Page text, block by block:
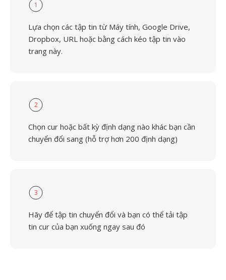
1
Lựa chọn các tập tin từ Máy tính, Google Drive,
Dropbox, URL hoặc bằng cách kéo tập tin vào
trang này.
2
Chọn cur hoặc bất kỳ định dạng nào khác bạn cần
chuyển đổi sang (hỗ trợ hơn 200 định dạng)
3
Hãy để tập tin chuyển đổi và bạn có thể tải tập
tin cur của bạn xuống ngay sau đó